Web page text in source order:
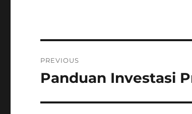
navigation
PREVIOUS
Previous
Panduan Investasi